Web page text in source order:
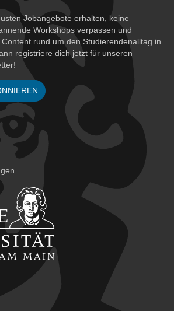
Jobangebote erhalten, keine
Workshops verpassen und
rund um den Studierendenalltag in
registriere dich jetzt für unseren